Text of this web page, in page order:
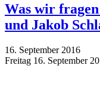
Was wir
und Jakob
16. September 2016
Freitag 16. September